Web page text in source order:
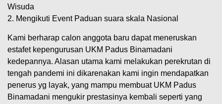
Wisuda
2. Mengikuti Event Paduan suara skala Nasional
Kami berharap calon anggota baru dapat meneruskan
estafet kepengurusan UKM Padus Binamadani
kedepannya. Alasan utama kami melakukan perekrutan di
tengah pandemi ini dikarenakan kami ingin mendapatkan
penerus yg layak, yang mampu membuat UKM Padus
Binamadani mengukir prestasinya kembali seperti yang